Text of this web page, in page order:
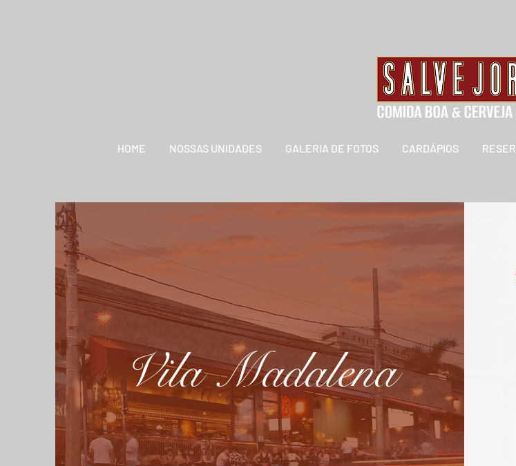
HOME NOSSAS UNIDADES GALERIA DE FOTOS CARDÁPIOS
Vila Madalena